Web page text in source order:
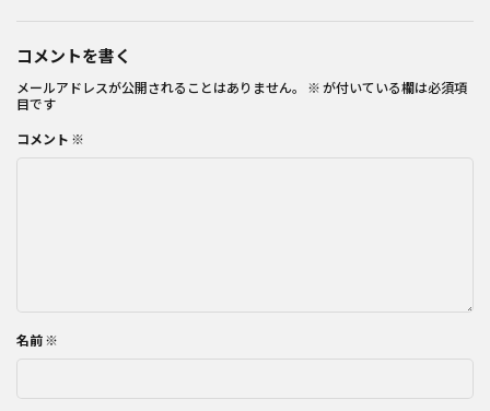
コメントを書く
メールアドレスが公開されることはありません。 ※ が付いている欄は必須項
目です
コメント ※
名前 ※